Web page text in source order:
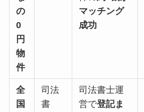
の
0
円
物
件
マッチング
成功
全
国
司法
書
司法書士運
営で登記ま